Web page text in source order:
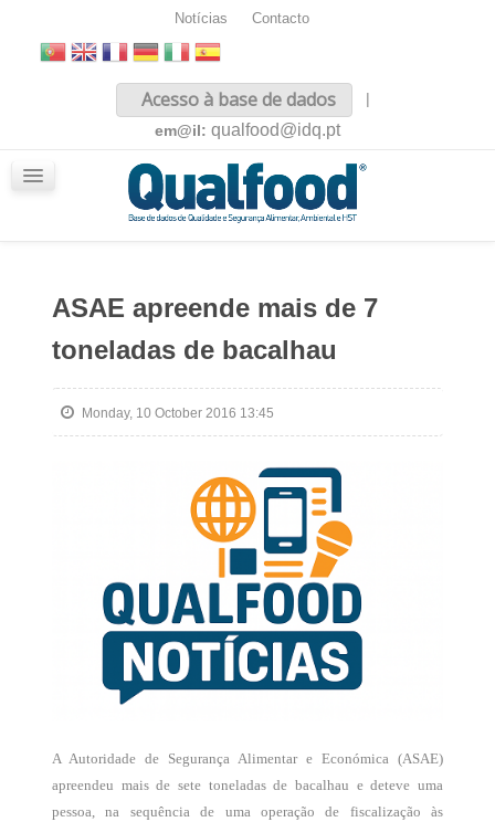
Notícias Contacto
Acesso à base de dados
|
em@il: qualfood@idq.pt
ASAE apreende mais de 7
toneladas de bacalhau
Monday, 10 October 2016 13:45
A Autoridade de Segurança Alimentar e Económica (ASAE)
apreendeu mais de sete toneladas de bacalhau e deteve uma
pessoa, na sequência de uma operação de fiscalização às